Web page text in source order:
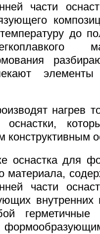
части
до
элементы
нагрев
оснастки,
конструктивным
оснастка для
материала,
части
внутренних
герметичные